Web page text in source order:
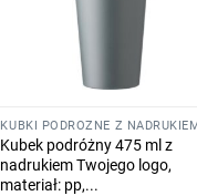
KUBKI PODRÓŻNE Z
Kubek podróżny 475 ml z
nadrukiem Twojego logo,
materiał: pp,...